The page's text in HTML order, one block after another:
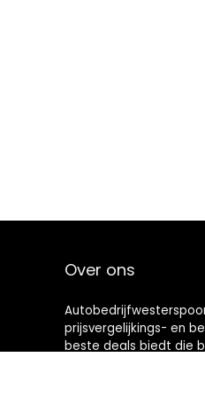
Over ons
prijsvergelijkings- en
beste deals biedt die